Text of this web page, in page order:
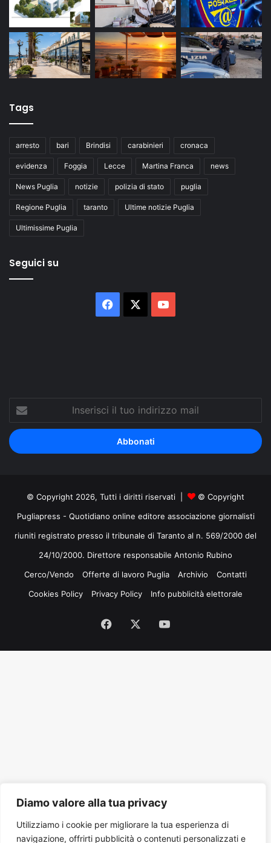
Diamo valore alla tua privacy
Utilizziamo i cookie per migliorare la tua esperienza di
navigazione, offrirti pubblicità o contenuti personalizzati e
Tags
arresto bari Brindisi carabinieri cronaca
evidenza Foggia Lecce Martina Franca news
News Puglia notizie polizia di stato puglia
Regione Puglia taranto Ultime notizie Puglia
Ultimissime Puglia
Seguici su
Facebook
tuo
indirizzo
mail
© Copyright 2026, Tutti i diritti riservati |
© Copyright
Pugliapress - Quotidiano online editore associazione giornalisti
riuniti registrato presso il tribunale di Taranto al n. 569/2000 del
24/10/2000. Direttore responsabile Antonio Rubino
Cerco/Vendo
Offerte di lavoro Puglia Archivio
Contatti
Cookies Policy
Privacy Policy Info pubblicità elettorale
Facebook
Tube